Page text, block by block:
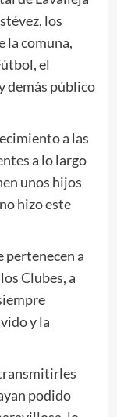
los
la comuna,
el
demás público
a las
a lo largo
unos hijos
hizo este
pertenecen a
Clubes, a
y la
podido